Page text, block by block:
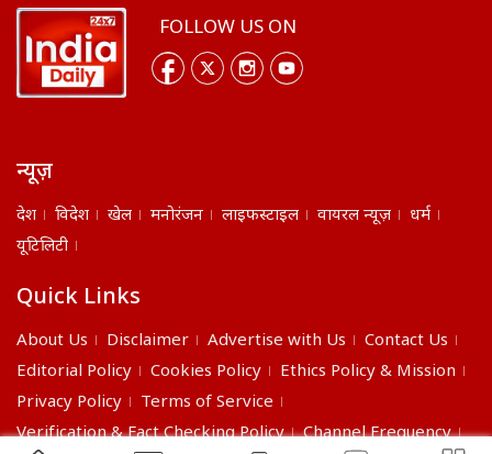
FOLLOW US ON
न्यूज़
देश विदेश खेल मनोरंजन लाइफस्टाइल वायरल न्यूज़
धर्म
यूटिलिटी
Quick Links
About Us Disclaimer Advertise with Us
Contact Us
Editorial Policy
Cookies Policy
Ethics Policy & Mission
Privacy Policy
Terms of Service
Verification & Fact Checking Policy
Channel Frequency